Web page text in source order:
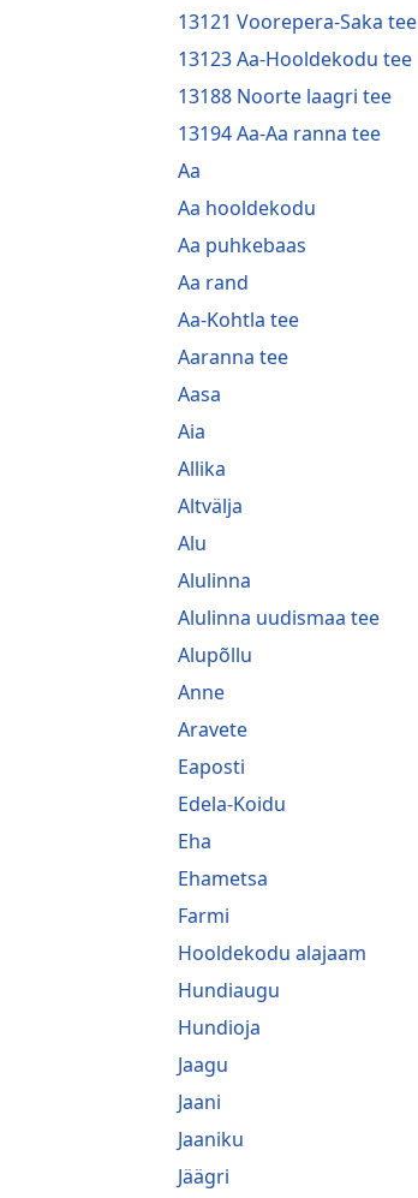
13121 Voorepera-Saka tee
13123 Aa-Hooldekodu tee
13188 Noorte laagri tee
13194 Aa-Aa ranna tee
Aa
Aa hooldekodu
Aa puhkebaas
Aa rand
Aa-Kohtla tee
Aaranna tee
Aasa
Aia
Allika
Altvälja
Alu
Alulinna
Alulinna uudismaa tee
Alupõllu
Anne
Aravete
Eaposti
Edela-Koidu
Eha
Ehametsa
Farmi
Hooldekodu alajaam
Hundiaugu
Hundioja
Jaagu
Jaani
Jaaniku
Jäägri